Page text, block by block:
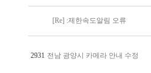
[Re] :제한속도알림 오류
2931 전남 광양시 카메라 안내 수정